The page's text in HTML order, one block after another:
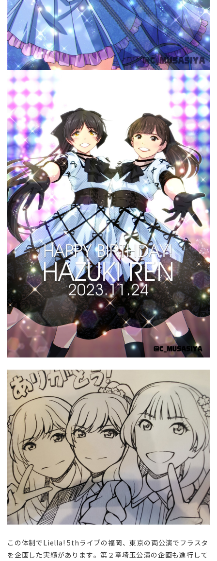
この体制でLiella! 5thライブの福岡、東京の両公演でフラスタ
を企画した実績があります。第２章埼玉公演の企画も進行して